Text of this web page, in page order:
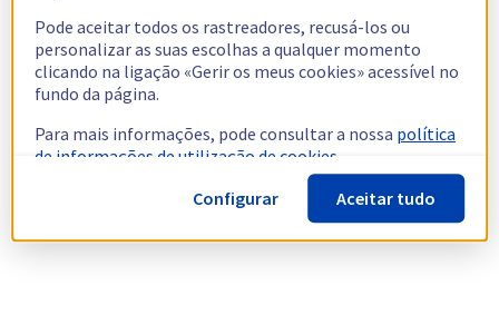
Pode aceitar todos os rastreadores, recusá-los ou
personalizar as suas escolhas a qualquer momento
clicando na ligação «Gerir os meus cookies» acessível no
fundo da página.
Para mais informações, pode consultar a nossa política
de informações de utilização de cookies.
Configurar
Aceitar tudo